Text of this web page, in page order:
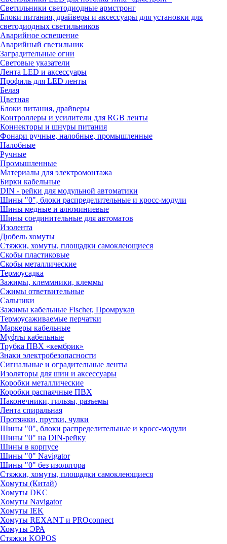
Светильники светодиодные армстронг
Блоки питания, драйверы и аксессуары для установки для
светодиодных светильников
Аварийное освещение
Аварийный светильник
Заградительные огни
Световые указатели
Лента LED и аксессуары
Профиль для LED ленты
Белая
Цветная
Блоки питания, драйверы
Контроллеры и усилители для RGB ленты
Коннекторы и шнуры питания
Фонари ручные, налобные, промышленные
Налобные
Ручные
Промышленные
Материалы для электромонтажа
Бирки кабельные
DIN - рейки для модульной автоматики
Шины "0", блоки распределительные и кросс-модули
Шины медные и алюминиевые
Шины соединительные для автоматов
Изолента
Дюбель хомуты
Стяжки, хомуты, площадки самоклеющиеся
Скобы пластиковые
Скобы металлические
Термоусадка
Зажимы, клеммники, клеммы
Сжимы ответвительные
Сальники
Зажимы кабельные Fischer, Промрукав
Термоусаживаемые перчатки
Маркеры кабельные
Муфты кабельные
Трубка ПВХ «кембрик»
Знаки электробезопасности
Сигнальные и оградительные ленты
Изоляторы для шин и аксессуары
Коробки металлические
Коробки распаячные ПВХ
Наконечники, гильзы, разъемы
Лента спиральная
Протяжки, прутки, чулки
Шины "0", блоки распределительные и кросс-модули
Шины "0" на DIN-рейку
Шины в корпусе
Шины "0" Navigator
Шины "0" без изолятора
Стяжки, хомуты, площадки самоклеющиеся
Хомуты (Китай)
Хомуты DKC
Хомуты Navigator
Хомуты IEK
Хомуты REXANT и PROconnect
Хомуты ЭРА
Стяжки KOPOS